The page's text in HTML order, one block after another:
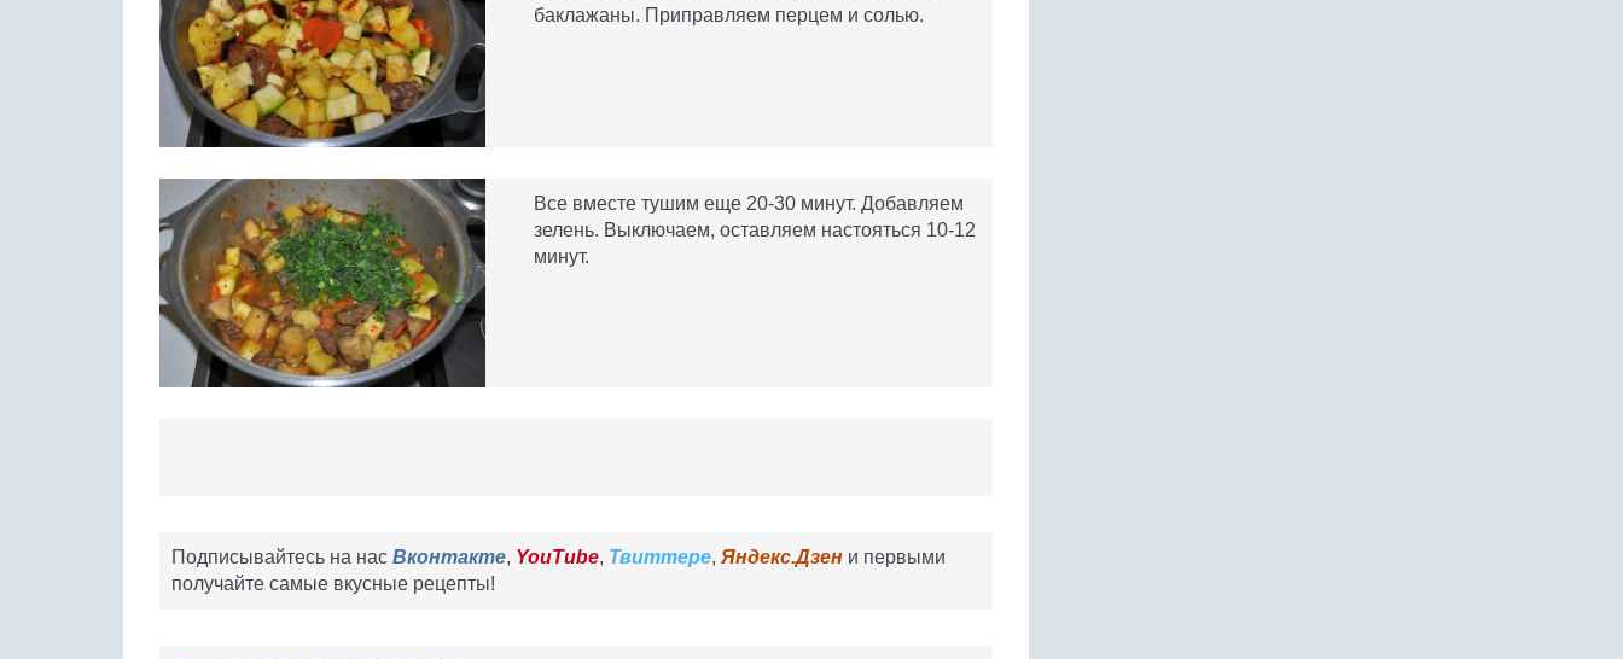
баклажаны. Приправляем перцем и солью.
Все вместе тушим еще 20-30 минут. Добавляем
зелень. Выключаем, оставляем настояться 10-12
минут.
Подписывайтесь на нас Вконтакте, YouTube, Твиттере, Яндекс.Дзен и первыми
получайте самые вкусные рецепты!